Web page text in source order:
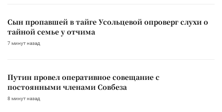
Сын пропавшей в тайге Усольцевой опроверг слухи о
тайной семье у отчима
7 минут назад
Путин провел оперативное совещание с
постоянными членами Совбеза
8 минут назад